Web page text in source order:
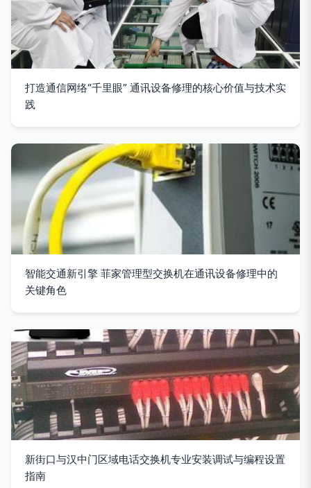
打造通信网络“千里眼” 通讯设备修理的核心价值与技术实
践
智能交通新引擎 菲家管理型交换机在通讯设备修理中的
关键角色
新街口与汉中门区域电话交换机专业安装调试与编程设置
指南